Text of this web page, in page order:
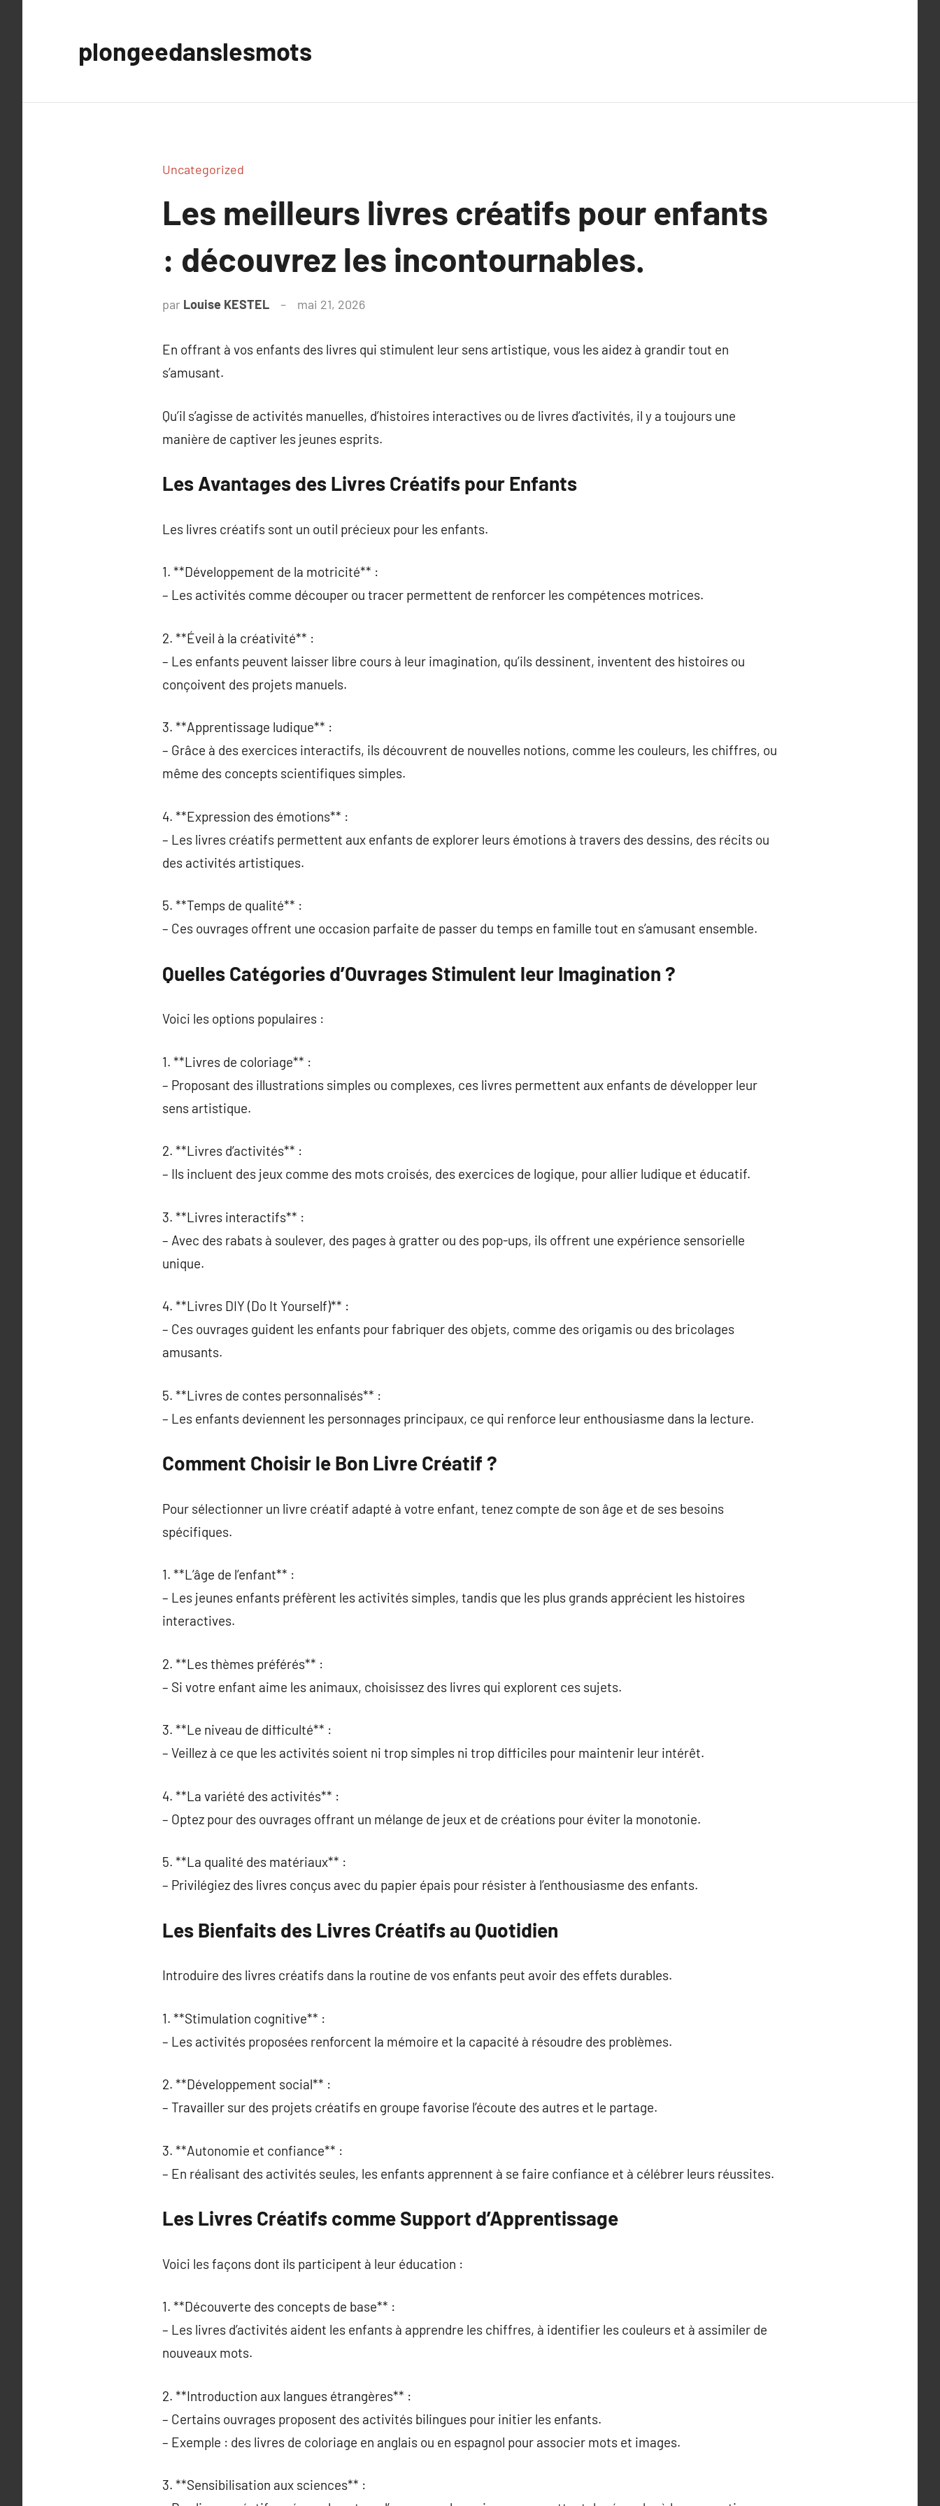
plongeedanslesmots
Uncategorized
Les meilleurs livres créatifs pour enfants
: découvrez les incontournables.
par Louise KESTEL mai 21, 2026
En offrant à vos enfants des livres qui stimulent leur sens artistique, vous les aidez à grandir tout en
s’amusant.
Qu’il s’agisse de activités manuelles, d’histoires interactives ou de livres d’activités, il y a toujours une
manière de captiver les jeunes esprits.
Les Avantages des Livres Créatifs pour Enfants
Les livres créatifs sont un outil précieux pour les enfants.
1. **Développement de la motricité** :
– Les activités comme découper ou tracer permettent de renforcer les compétences motrices.
2. **Éveil à la créativité** :
– Les enfants peuvent laisser libre cours à leur imagination, qu’ils dessinent, inventent des histoires ou
conçoivent des projets manuels.
3. **Apprentissage ludique** :
– Grâce à des exercices interactifs, ils découvrent de nouvelles notions, comme les couleurs, les chiffres, ou
même des concepts scientifiques simples.
4. **Expression des émotions** :
– Les livres créatifs permettent aux enfants de explorer leurs émotions à travers des dessins, des récits ou
des activités artistiques.
5. **Temps de qualité** :
– Ces ouvrages offrent une occasion parfaite de passer du temps en famille tout en s’amusant ensemble.
Quelles Catégories d’Ouvrages Stimulent leur Imagination ?
Voici les options populaires :
1. **Livres de coloriage** :
– Proposant des illustrations simples ou complexes, ces livres permettent aux enfants de développer leur
sens artistique.
2. **Livres d’activités** :
– Ils incluent des jeux comme des mots croisés, des exercices de logique, pour allier ludique et éducatif.
3. **Livres interactifs** :
– Avec des rabats à soulever, des pages à gratter ou des pop-ups, ils offrent une expérience sensorielle
unique.
4. **Livres DIY (Do It Yourself)** :
– Ces ouvrages guident les enfants pour fabriquer des objets, comme des origamis ou des bricolages
amusants.
5. **Livres de contes personnalisés** :
– Les enfants deviennent les personnages principaux, ce qui renforce leur enthousiasme dans la lecture.
Comment Choisir le Bon Livre Créatif ?
Pour sélectionner un livre créatif adapté à votre enfant, tenez compte de son âge et de ses besoins
spécifiques.
1. **L’âge de l’enfant** :
– Les jeunes enfants préfèrent les activités simples, tandis que les plus grands apprécient les histoires
interactives.
2. **Les thèmes préférés** :
– Si votre enfant aime les animaux, choisissez des livres qui explorent ces sujets.
3. **Le niveau de difficulté** :
– Veillez à ce que les activités soient ni trop simples ni trop difficiles pour maintenir leur intérêt.
4. **La variété des activités** :
– Optez pour des ouvrages offrant un mélange de jeux et de créations pour éviter la monotonie.
5. **La qualité des matériaux** :
– Privilégiez des livres conçus avec du papier épais pour résister à l’enthousiasme des enfants.
Les Bienfaits des Livres Créatifs au Quotidien
Introduire des livres créatifs dans la routine de vos enfants peut avoir des effets durables.
1. **Stimulation cognitive** :
– Les activités proposées renforcent la mémoire et la capacité à résoudre des problèmes.
2. **Développement social** :
– Travailler sur des projets créatifs en groupe favorise l’écoute des autres et le partage.
3. **Autonomie et confiance** :
– En réalisant des activités seules, les enfants apprennent à se faire confiance et à célébrer leurs réussites.
Les Livres Créatifs comme Support d’Apprentissage
Voici les façons dont ils participent à leur éducation :
1. **Découverte des concepts de base** :
– Les livres d’activités aident les enfants à apprendre les chiffres, à identifier les couleurs et à assimiler de
nouveaux mots.
2. **Introduction aux langues étrangères** :
– Certains ouvrages proposent des activités bilingues pour initier les enfants.
– Exemple : des livres de coloriage en anglais ou en espagnol pour associer mots et images.
3. **Sensibilisation aux sciences** :